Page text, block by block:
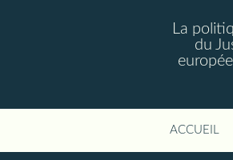
La
du
ACCUEIL